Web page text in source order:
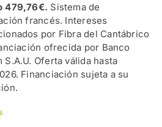
479,76€. Sistema de
francés. Intereses
por Fibra del Cantábrico
ofrecida por Banco
S.A.U. Oferta válida hasta
Financiación sujeta a su